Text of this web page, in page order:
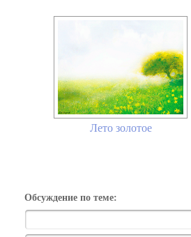
Лето золотое
Обсуждение по теме: